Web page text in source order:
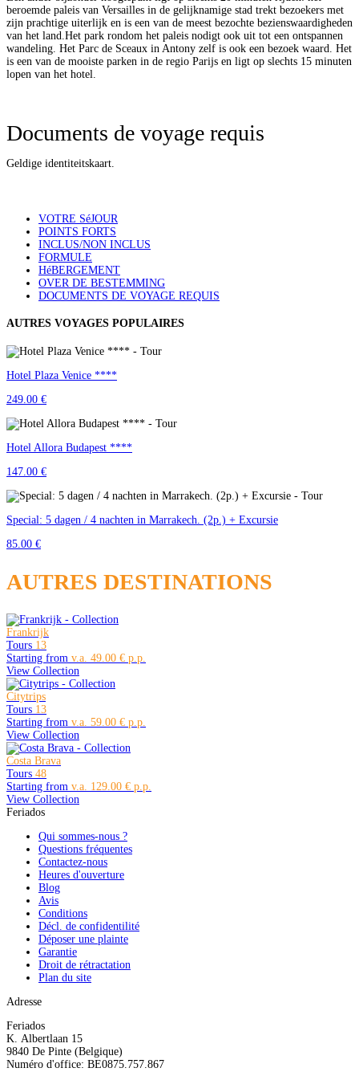
beroemde paleis van Versailles in de gelijknamige stad trekt bezoekers met
zijn prachtige uiterlijk en is een van de meest bezochte bezienswaardigheden
van het land.Het park rondom het paleis nodigt ook uit tot een ontspannen
wandeling. Het Parc de Sceaux in Antony zelf is ook een bezoek waard. Het
is een van de mooiste parken in de regio Parijs en ligt op slechts 15 minuten
lopen van het hotel.
Documents de voyage requis
Geldige identiteitskaart.
VOTRE SéJOUR
POINTS FORTS
INCLUS/NON INCLUS
FORMULE
HéBERGEMENT
OVER DE BESTEMMING
DOCUMENTS DE VOYAGE REQUIS
AUTRES VOYAGES POPULAIRES
Hotel Plaza Venice ****
249.00 €
Hotel Allora Budapest ****
147.00 €
Special: 5 dagen / 4 nachten in Marrakech. (2p.) + Excursie
85.00 €
AUTRES DESTINATIONS
Frankrijk
Tours 13
Starting from
49.00 €
View Collection
Citytrips
Tours 13
Starting from
59.00 €
View Collection
Costa Brava
Tours 48
Starting from
129.00 €
View Collection
Feriados
Qui sommes-nous ?
Questions fréquentes
Contactez-nous
Heures d'ouverture
Blog
Avis
Conditions
Décl. de confidentilité
Déposer une plainte
Garantie
Droit de rétractation
Plan du site
Adresse
Feriados
K. Albertlaan 15
9840 De Pinte (Belgique)
Numéro d'office: BE0875.757.867